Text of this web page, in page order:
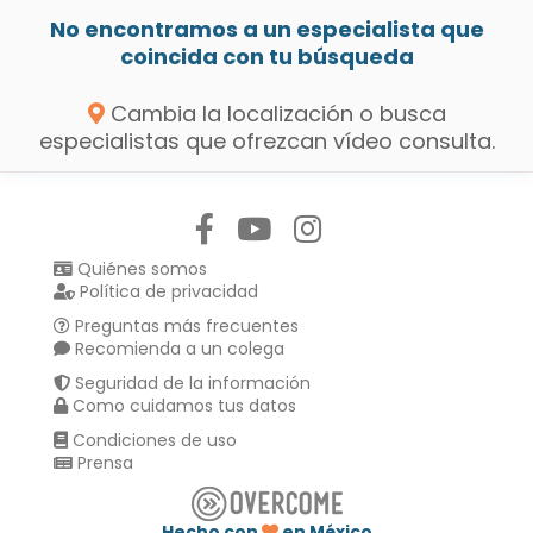
No encontramos a un especialista que
coincida con tu búsqueda
Cambia la localización o busca
especialistas que ofrezcan vídeo consulta.
Quiénes somos
Política de privacidad
Preguntas más frecuentes
Recomienda a un colega
Seguridad de la información
Como cuidamos tus datos
Condiciones de uso
Prensa